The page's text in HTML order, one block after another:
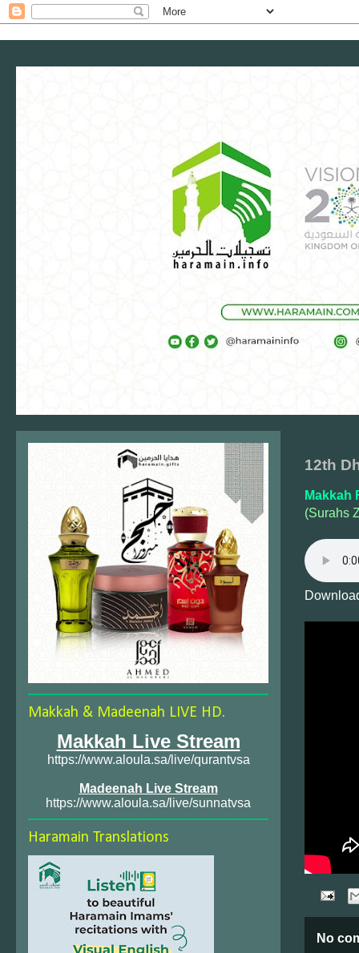
12th
Makkah
(Surahs
No
Makkah & Madeenah LIVE HD.
Makkah Live Stream
https://www.aloula.sa/live/qurantvsa
Madeenah Live Stream
https://www.aloula.sa/live/sunnatvsa
Haramain Translations